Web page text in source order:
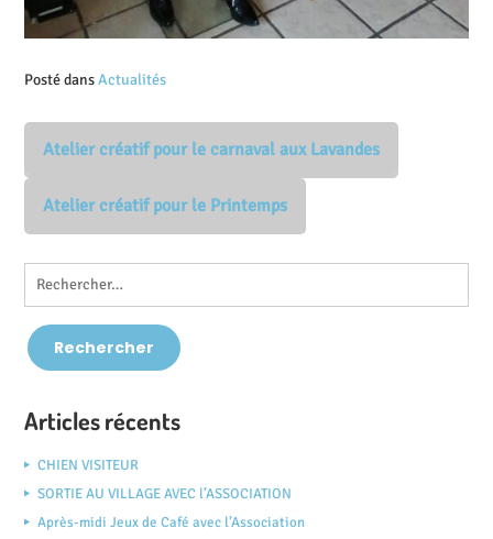
Posté dansActualités
Atelier créatif pour le carnaval aux Lavandes
Atelier créatif pour le Printemps
Articles récents
CHIEN VISITEUR
SORTIE AU VILLAGE AVEC l’ASSOCIATION
Après-midi Jeux de Café avec l’Association